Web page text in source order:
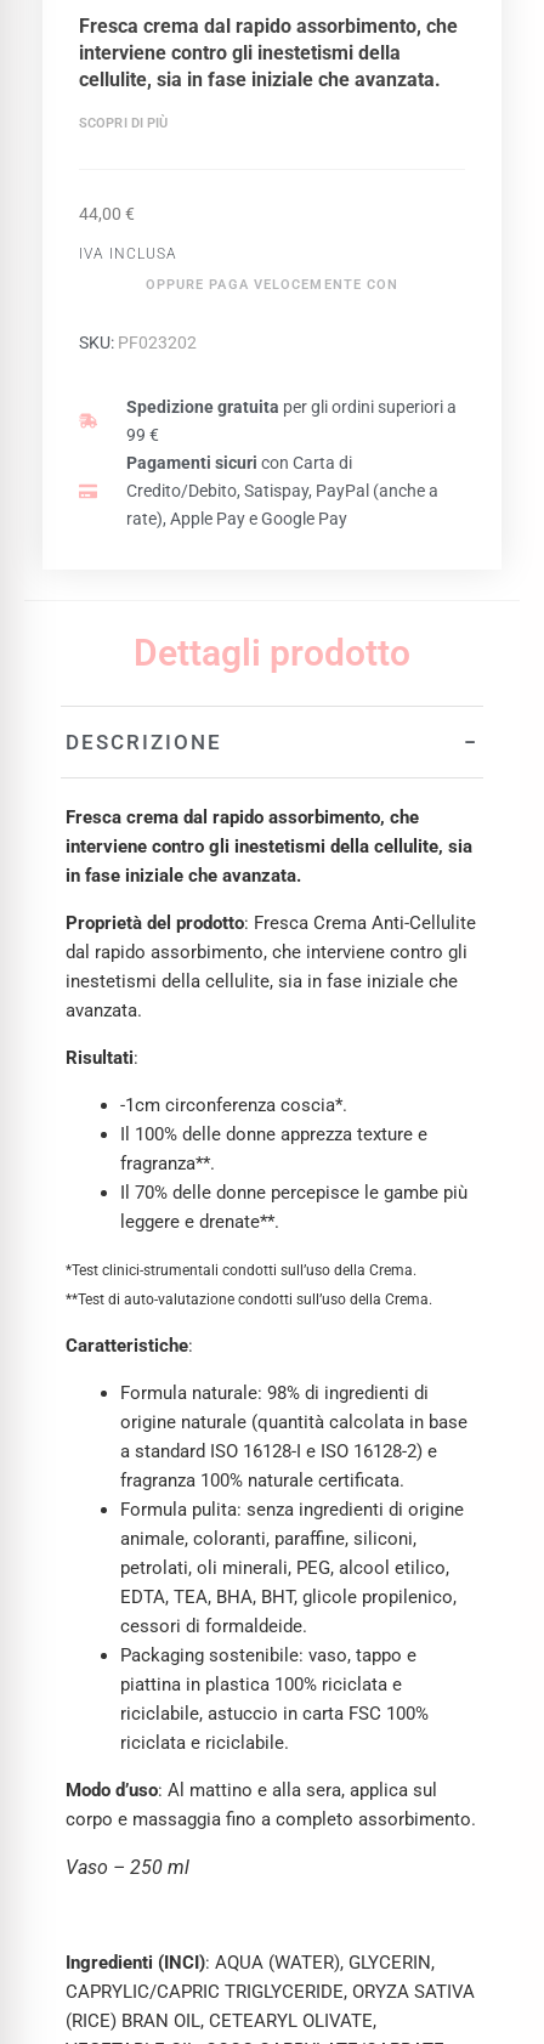
Fresca crema dal rapido assorbimento, che
interviene contro gli inestetismi della
cellulite, sia in fase iniziale che avanzata.
SCOPRI DI PIÙ
44,00 €
IVA INCLUSA
OPPURE PAGA VELOCEMENTE CON
SKU: PF023202
Spedizione gratuita per gli ordini superiori a
99 €
Pagamenti sicuri con Carta di
Credito/Debito, Satispay, PayPal (anche a
rate), Apple Pay e Google Pay
Dettagli prodotto
DESCRIZIONE −
Fresca crema dal rapido assorbimento, che
interviene contro gli inestetismi della cellulite, sia
in fase iniziale che avanzata.
Proprietà del prodotto: Fresca Crema Anti-Cellulite
dal rapido assorbimento, che interviene contro gli
inestetismi della cellulite, sia in fase iniziale che
avanzata.
Risultati:
-1cm circonferenza coscia*.
Il 100% delle donne apprezza texture e
fragranza**.
Il 70% delle donne percepisce le gambe più
leggere e drenate**.
*Test clinici-strumentali condotti sull’uso della Crema.
**Test di auto-valutazione condotti sull’uso della Crema.
Caratteristiche:
Formula naturale: 98% di ingredienti di
origine naturale (quantità calcolata in base
a standard ISO 16128-I e ISO 16128-2) e
fragranza 100% naturale certificata.
Formula pulita: senza ingredienti di origine
animale, coloranti, paraffine, siliconi,
petrolati, oli minerali, PEG, alcool etilico,
EDTA, TEA, BHA, BHT, glicole propilenico,
cessori di formaldeide.
Packaging sostenibile: vaso, tappo e
piattina in plastica 100% riciclata e
riciclabile, astuccio in carta FSC 100%
riciclata e riciclabile.
Modo d’uso: Al mattino e alla sera, applica sul
corpo e massaggia fino a completo assorbimento.
Vaso – 250 ml
Ingredienti (INCI): AQUA (WATER), GLYCERIN,
CAPRYLIC/CAPRIC TRIGLYCERIDE, ORYZA SATIVA
(RICE) BRAN OIL, CETEARYL OLIVATE,